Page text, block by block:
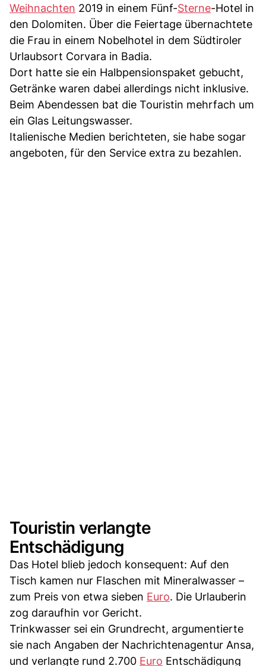
Weihnachten 2019 in einem Fünf-Sterne-Hotel in
den Dolomiten. Über die Feiertage übernachtete
die Frau in einem Nobelhotel in dem Südtiroler
Urlaubsort Corvara in Badia.
Dort hatte sie ein Halbpensionspaket gebucht,
Getränke waren dabei allerdings nicht inklusive.
Beim Abendessen bat die Touristin mehrfach um
ein Glas Leitungswasser.
Italienische Medien berichteten, sie habe sogar
angeboten, für den Service extra zu bezahlen.
Touristin verlangte
Entschädigung
Das Hotel blieb jedoch konsequent: Auf den
Tisch kamen nur Flaschen mit Mineralwasser –
zum Preis von etwa sieben Euro. Die Urlauberin
zog daraufhin vor Gericht.
Trinkwasser sei ein Grundrecht, argumentierte
sie nach Angaben der Nachrichtenagentur Ansa,
und verlangte rund 2.700 Euro Entschädigung